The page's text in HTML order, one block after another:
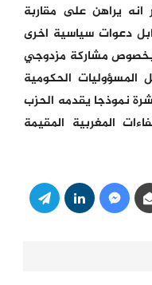
يراهن على مقاربة
دعوات سياسية اخرى
مشاركة مزدوجي
المسؤوليات الحكومية
نموذجا يقدمه الحزب
المغربية المقيمة